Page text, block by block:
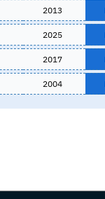
2013
2025
2017
2004